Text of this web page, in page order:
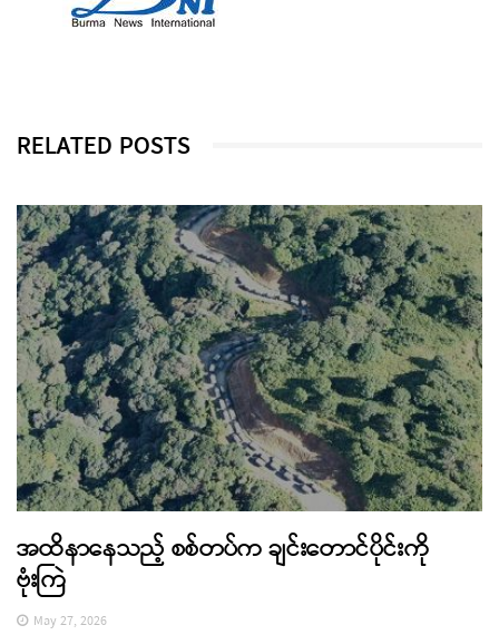
RELATED POSTS
အထိနာနေသည့် စစ်တပ်က ချင်းတောင်ပိုင်းကို
ဗုံးကြဲ
May 27, 2026